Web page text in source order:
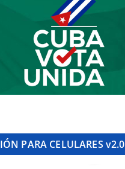
PARA CELULARES v2.0